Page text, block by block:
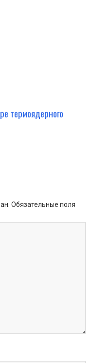
термоядерного
Обязательные поля